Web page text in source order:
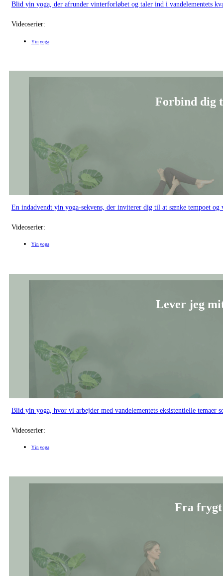
Blid yin yoga, der afrunder vinterforløbet og taler ind i vandelementets
Videoserier:
Yin yoga
Forbind dig
En indadvendt yin yoga-sekvens, der inviterer dig til at sænke tempoet
Videoserier:
Yin yoga
Lever jeg
Blid yin yoga, hvor vi arbejder med vandelementets eksistentielle temaer
Videoserier:
Yin yoga
Fra